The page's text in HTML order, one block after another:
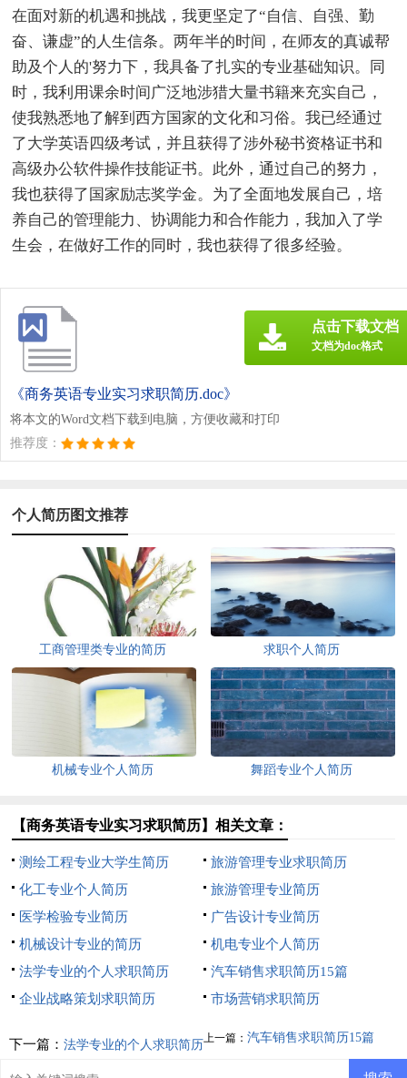
在面对新的机遇和挑战，我更坚定了“自信、自强、勤
奋、谦虚”的人生信条。两年半的时间，在师友的真诚帮
助及个人的'努力下，我具备了扎实的专业基础知识。同
时，我利用课余时间广泛地涉猎大量书籍来充实自己，
使我熟悉地了解到西方国家的文化和习俗。我已经通过
了大学英语四级考试，并且获得了涉外秘书资格证书和
高级办公软件操作技能证书。此外，通过自己的努力，
我也获得了国家励志奖学金。为了全面地发展自己，培
养自己的管理能力、协调能力和合作能力，我加入了学
生会，在做好工作的同时，我也获得了很多经验。
《商务英语专业实习求职简历.doc》
将本文的Word文档下载到电脑，方便收藏和打印
推荐度：
点击下载文档
文档为doc格式
个人简历图文推荐
工商管理类专业的简历 求职个人简历
机械专业个人简历 舞蹈专业个人简历
【商务英语专业实习求职简历】相关文章：
测绘工程专业大学生简历
旅游管理专业求职简历
化工专业个人简历
旅游管理专业简历
医学检验专业简历
广告设计专业简历
机械设计专业的简历
机电专业个人简历
法学专业的个人求职简历
汽车销售求职简历15篇
企业战略策划求职简历
市场营销求职简历
上一篇： 汽车销售求职简历15篇
下一篇： 法学专业的个人求职简历